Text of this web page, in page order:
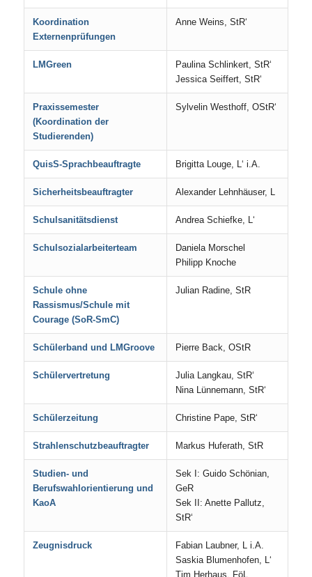
Koordination
Externenprüfungen
Anne Weins, StR‘
LMGreen
Paulina Schlinkert, StR‘
Jessica Seiffert, StR‘
Praxissemester
(Koordination der
Studierenden)
Sylvelin Westhoff, OStR‘
QuisS-Sprachbeauftragte Brigitta Louge, L‘ i.A.
Sicherheitsbeauftragter Alexander Lehnhäuser, L
Schulsanitätsdienst Andrea Schiefke, L‘
Schulsozialarbeiterteam
Daniela Morschel
Philipp Knoche
Schule ohne
Rassismus/Schule mit
Courage (SoR-SmC)
Julian Radine, StR
Schülerband und LMGroove Pierre Back, OStR
Schülervertretung
Julia Langkau, StR‘
Nina Lünnemann, StR‘
Schülerzeitung Christine Pape, StR‘
Strahlenschutzbeauftragter Markus Huferath, StR
Studien- und
Berufswahlorientierung und
KaoA
Sek I: Guido Schönian,
GeR
Sek II: Anette Pallutz,
StR‘
Zeugnisdruck
Fabian Laubner, L i.A.
Saskia Blumenhofen, L‘
Tim Herhaus, FöL